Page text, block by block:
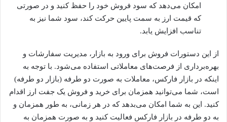
امکان می‌دهد که سود فروش خود را حفظ کنید و در صورتی
که قیمت ارز به سمت پایین حرکت کند، سود شما نیز به
تناسب افزایش یابد.
از این دستورات فروش برای ورود به بازار، مدیریت سفارشات و
بهره‌برداری از فرصت‌های معاملاتی استفاده می‌شود. با توجه به
اینکه در بازار فارکس، معاملات به صورت دو طرفه (بازار دو طرفه)
است، شما می‌توانید همزمان برای خرید و فروش یک جفت ارز اقدام
کنید. این به شما امکان می‌بدهد که در هر زمانی، به طور همزمان و
به دو طرفه در بازار فارکس فعالیت کنید و به صورت همزمان به